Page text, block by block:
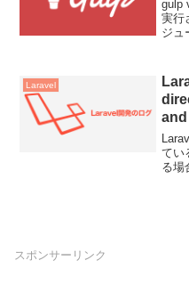
gulp
実行
ジュ
Laravel
てい
る場
スポンサーリンク